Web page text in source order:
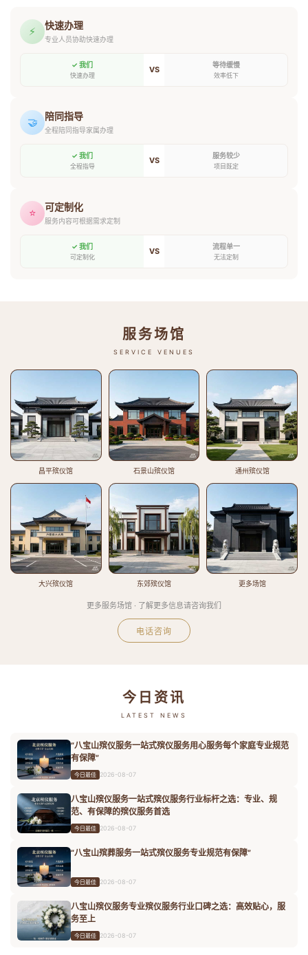
⚡ 快速办理
专业人员协助快速办理
✓ 我们
快速办理
VS 等待缓慢
效率低下
🤝 陪同指导
全程陪同指导家属办理
✓ 我们
全程指导
VS 服务较少
项目既定
⭐ 可定制化
服务内容可根据需求定制
✓ 我们
可定制化
VS 流程单一
无法定制
服务场馆
SERVICE VENUES
昌平殡仪馆 石景山殡仪馆 通州殡仪馆
大兴殡仪馆 东郊殡仪馆 更多场馆
更多服务场馆 · 了解更多信息请咨询我们
电话咨询
今日资讯
LATEST NEWS
“八宝山殡仪服务一站式殡仪服务用心服务每个家庭专业规范
有保障”
今日最佳 2026-08-07
八宝山殡仪服务一站式殡仪服务行业标杆之选：专业、规
范、有保障的殡仪服务首选
今日最佳 2026-08-07
“八宝山殡葬服务一站式殡仪服务专业规范有保障”
今日最佳 2026-08-07
八宝山殡仪服务专业殡仪服务行业口碑之选：高效贴心，服
务至上
今日最佳 2026-08-07